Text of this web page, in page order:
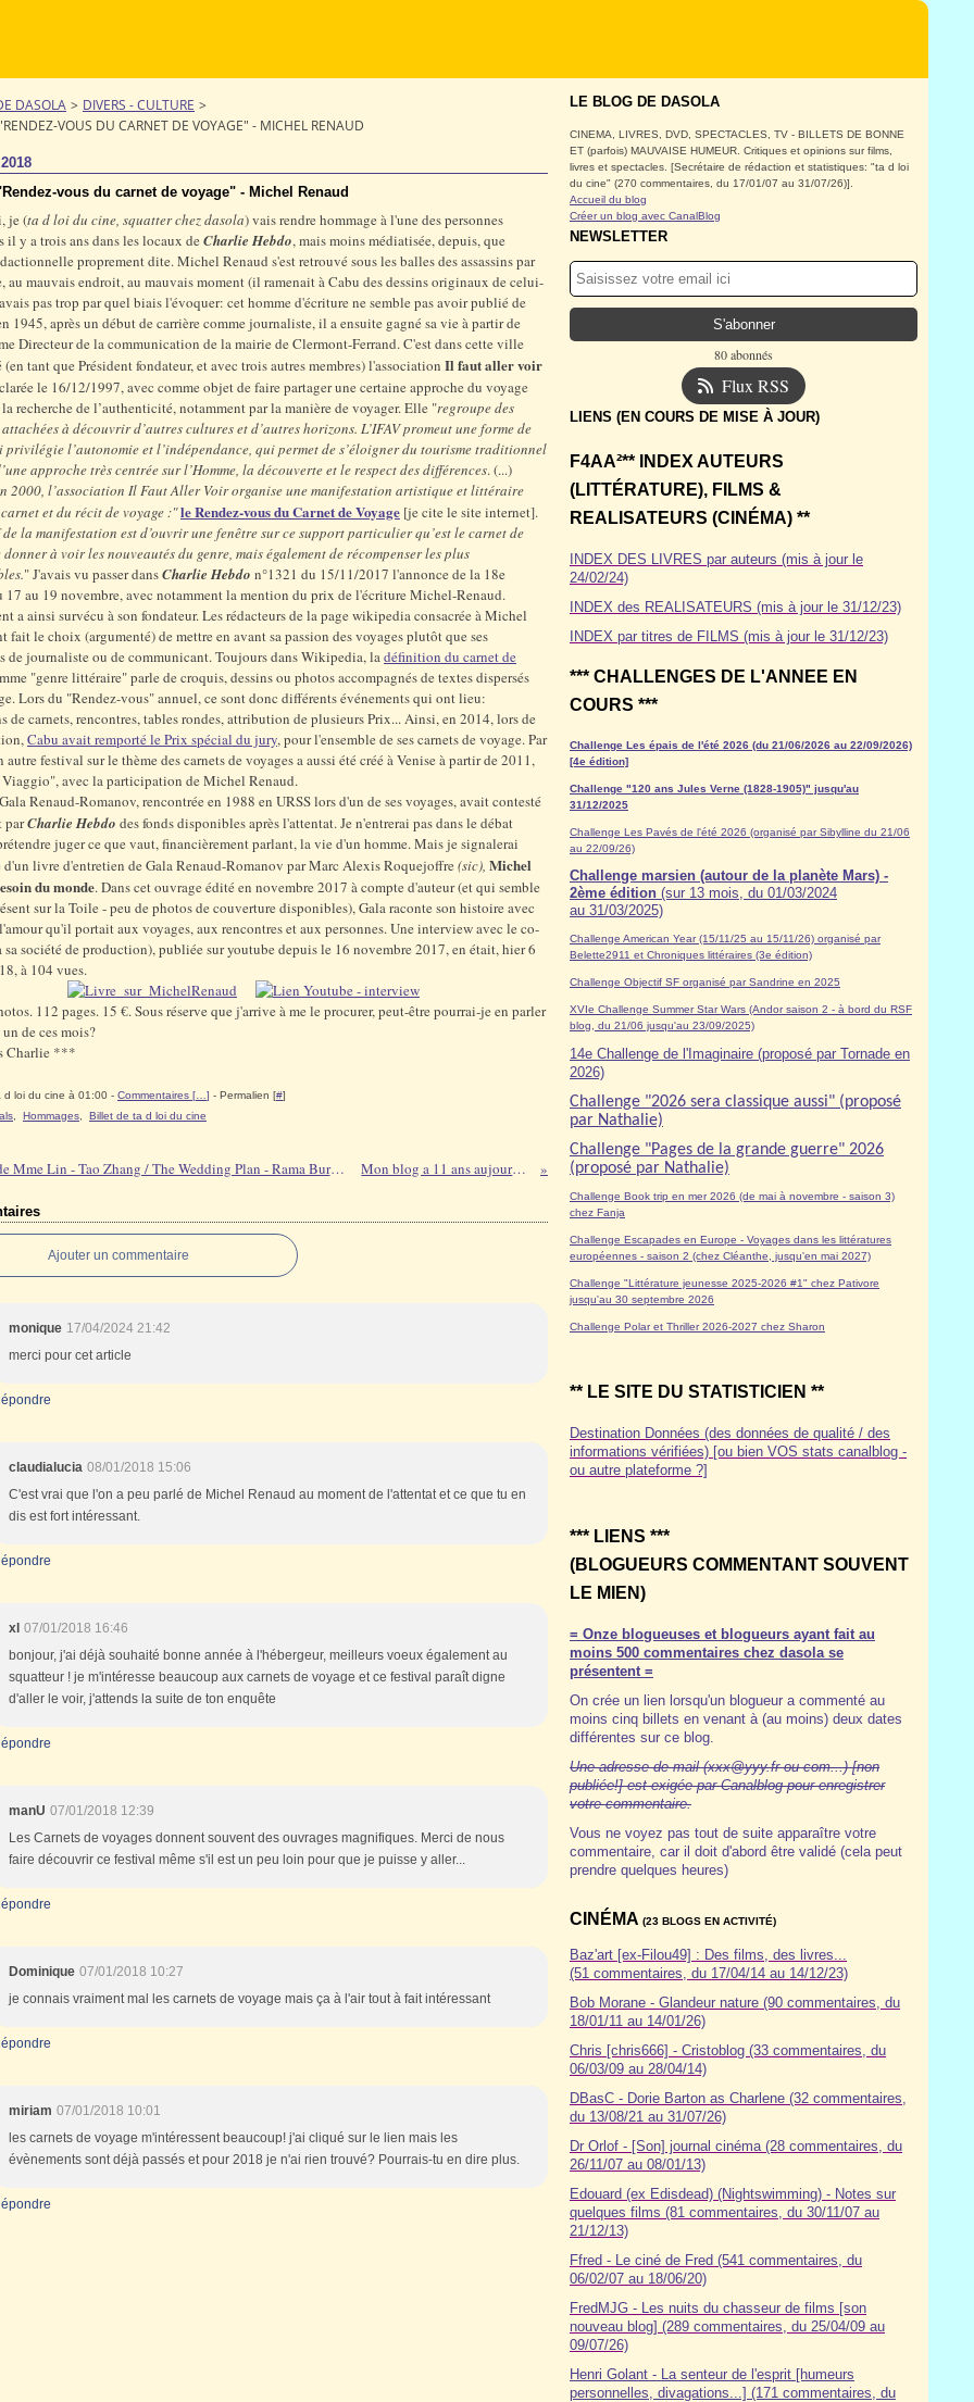
DASOLA > DIVERS - CULTURE >
VOUS DU CARNET DE VOYAGE" - MICHEL RENAUD
vous du carnet de voyage" - Michel Renaud
je (ta d loi du cine, squatter chez dasola) vais rendre hommage à l'une des personnes
il y a trois ans dans les locaux de Charlie Hebdo, mais moins médiatisée, depuis, que
proprement dite. Michel Renaud s'est retrouvé sous les balles des assassins par
au mauvais endroit, au mauvais moment (il ramenait à Cabu des dessins originaux de celui-
pas trop par quel biais l'évoquer: cet homme d'écriture ne semble pas avoir publié de
1945, après un début de carrière comme journaliste, il a ensuite gagné sa vie à partir de
Directeur de la communication de la mairie de Clermont-Ferrand. C'est dans cette ville
(en tant que Président fondateur, et avec trois autres membres) l'association Il faut aller voir
le 16/12/1997, avec comme objet de faire partager une certaine approche du voyage
recherche de l’authenticité, notamment par la manière de voyager. Elle "regroupe des
à découvrir d’autres cultures et d’autres horizons. L’IFAV promeut une forme de
privilégie l’autonomie et l’indépendance, qui permet de s’éloigner du tourisme traditionnel
approche très centrée sur l’Homme, la découverte et le respect des différences. (...)
2000, l’association Il Faut Aller Voir organise une manifestation artistique et littéraire
et du récit de voyage :"le Rendez-vous du Carnet de Voyage [je cite le site internet].
de la manifestation est d’ouvrir une fenêtre sur ce support particulier qu’est le carnet de
donner à voir les nouveautés du genre, mais également de récompenser les plus
" J'avais vu passer dansCharlie Hebdo n°1321 du 15/11/2017 l'annonce de la 18e
17 au 19 novembre, avec notamment la mention du prix de l'écriture Michel-Renaud.
a ainsi survécu à son fondateur. Les rédacteurs de la page wikipedia consacrée à Michel
fait le choix (argumenté) de mettre en avant sa passion des voyages plutôt que ses
de journaliste ou de communicant. Toujours dans Wikipedia, ladéfinition du carnet de
"genre littéraire" parle de croquis, dessins ou photos accompagnés de textes dispersés
Lors du "Rendez-vous" annuel, ce sont donc différents événements qui ont lieu:
de carnets, rencontres, tables rondes, attribution de plusieurs Prix... Ainsi, en 2014, lors de
Cabu avait remporté le Prix spécial du jury, pour l'ensemble de ses carnets de voyage. Par
autre festival sur le thème des carnets de voyages a aussi été créé à Venise à partir de 2011,
avec la participation de Michel Renaud.
Renaud-Romanov, rencontrée en 1988 en URSS lors d'un de ses voyages, avait contesté
parCharlie Hebdo des fonds disponibles après l'attentat. Je n'entrerai pas dans le débat
juger ce que vaut, financièrement parlant, la vie d'un homme. Mais je signalerai
d'un livre d'entretien de Gala Renaud-Romanov par Marc Alexis Roquejoffre (sic), Michel
du monde. Dans cet ouvrage édité en novembre 2017 à compte d'auteur (et qui semble
sur la Toile - peu de photos de couverture disponibles), Gala raconte son histoire avec
qu'il portait aux voyages, aux rencontres et aux personnes. Une interview avec le co-
sa société de production), publiée sur youtube depuis le 16 novembre 2017, en était, hier 6
à 104 vues.
112 pages. 15 €. Sous réserve que j'arrive à me le procurer, peut-être pourrai-je en parler
de ces mois?
Charlie ***
d loi du cine à 01:00 - Commentaires [ ] - Permalien [#]
Hommages Billet de ta d loi du cine
Le rire de Mme Lin - Tao Zhang / The Wedding Plan - Rama Burshtein Mon blog a 11 ans aujourd'hui
Ajouter un commentaire
monique 17/04/2024 21:42
merci pour cet article
claudialucia 08/01/2018 15:06
C'est vrai que l'on a peu parlé de Michel Renaud au moment de l'attentat et ce que tu en
dis est fort intéressant.
xl 07/01/2018 16:46
bonjour, j'ai déjà souhaité bonne année à l'hébergeur, meilleurs voeux également au
squatteur ! je m'intéresse beaucoup aux carnets de voyage et ce festival paraît digne
d'aller le voir, j'attends la suite de ton enquête
manU 07/01/2018 12:39
Les Carnets de voyages donnent souvent des ouvrages magnifiques. Merci de nous
faire découvrir ce festival même s'il est un peu loin pour que je puisse y aller...
Dominique 07/01/2018 10:27
je connais vraiment mal les carnets de voyage mais ça à l'air tout à fait intéressant
miriam 07/01/2018 10:01
les carnets de voyage m'intéressent beaucoup! j'ai cliqué sur le lien mais les
évènements sont déjà passés et pour 2018 je n'ai rien trouvé? Pourrais-tu en dire plus.
LE BLOG DE DASOLA
CINEMA, LIVRES, DVD, SPECTACLES, TV - BILLETS DE BONNE
ET (parfois) MAUVAISE HUMEUR. Critiques et opinions sur films,
livres et spectacles. [Secrétaire de rédaction et statistiques: "ta d loi
du cine" (270 commentaires, du 17/01/07 au 31/07/26)].
Accueil du blog
Créer un blog avec CanalBlog
NEWSLETTER
80 abonnés
Flux RSS
LIENS (EN COURS DE MISE À JOUR)
F4AA²** INDEX AUTEURS
(LITTÉRATURE), FILMS &
REALISATEURS (CINÉMA) **
INDEX DES LIVRES par auteurs (mis à jour le
24/02/24)
INDEX des REALISATEURS (mis à jour le 31/12/23)
INDEX par titres de FILMS (mis à jour le 31/12/23)
*** CHALLENGES DE L'ANNEE EN
COURS ***
Challenge Les épais de l'été 2026 (du 21/06/2026 au 22/09/2026)
[4e édition]
Challenge "120 ans Jules Verne (1828-1905)" jusqu'au
31/12/2025
Challenge Les Pavés de l'été 2026 (organisé par Sibylline du 21/06
au 22/09/26)
Challenge marsien (autour de la planète Mars) -
2ème édition (sur 13 mois, du 01/03/2024
au 31/03/2025)
Challenge American Year (15/11/25 au 15/11/26) organisé par
Belette2911 et Chroniques littéraires (3e édition)
Challenge Objectif SF organisé par Sandrine en 2025
XVIe Challenge Summer Star Wars (Andor saison 2 - à bord du RSF
blog, du 21/06 jusqu'au 23/09/2025)
14e Challenge de l'Imaginaire (proposé par Tornade en
2026)
Challenge "2026 sera classique aussi" (proposé
par Nathalie)
Challenge "Pages de la grande guerre" 2026
(proposé par Nathalie)
Challenge Book trip en mer 2026 (de mai à novembre - saison 3)
chez Fanja
Challenge Escapades en Europe - Voyages dans les littératures
européennes - saison 2 (chez Cléanthe, jusqu'en mai 2027)
Challenge "Littérature jeunesse 2025-2026 #1" chez Pativore
jusqu'au 30 septembre 2026
Challenge Polar et Thriller 2026-2027 chez Sharon
** LE SITE DU STATISTICIEN **
Destination Données (des données de qualité / des
informations vérifiées) [ou bien VOS stats canalblog -
ou autre plateforme ?]
*** LIENS ***
(BLOGUEURS COMMENTANT SOUVENT
LE MIEN)
= Onze blogueuses et blogueurs ayant fait au
moins 500 commentaires chez dasola se
présentent =
On crée un lien lorsqu'un blogueur a commenté au
moins cinq billets en venant à (au moins) deux dates
différentes sur ce blog.
Une adresse de mail (xxx@yyy.fr ou com...) [non
publiée!] est exigée par Canalblog pour enregistrer
votre commentaire.
Vous ne voyez pas tout de suite apparaître votre
commentaire, car il doit d'abord être validé (cela peut
prendre quelques heures)
CINÉMA (23 BLOGS EN ACTIVITÉ)
Baz'art [ex-Filou49] : Des films, des livres...
(51 commentaires, du 17/04/14 au 14/12/23)
Bob Morane - Glandeur nature (90 commentaires, du
18/01/11 au 14/01/26)
Chris [chris666] - Cristoblog (33 commentaires, du
06/03/09 au 28/04/14)
DBasC - Dorie Barton as Charlene (32 commentaires,
du 13/08/21 au 31/07/26)
Dr Orlof - [Son] journal cinéma (28 commentaires, du
26/11/07 au 08/01/13)
Edouard (ex Edisdead) (Nightswimming) - Notes sur
quelques films (81 commentaires, du 30/11/07 au
21/12/13)
Ffred - Le ciné de Fred (541 commentaires, du
06/02/07 au 18/06/20)
FredMJG - Les nuits du chasseur de films [son
nouveau blog] (289 commentaires, du 25/04/09 au
09/07/26)
Henri Golant - La senteur de l'esprit [humeurs
personnelles, divagations...] (171 commentaires, du